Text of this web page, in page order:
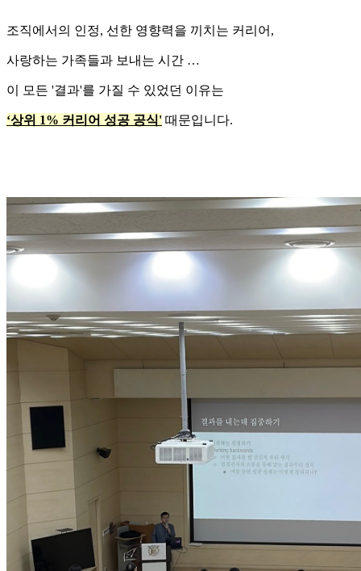
조직에서의 인정, 선한 영향력을 끼치는 커리어,
사랑하는 가족들과 보내는 시간 …
이 모든 '결과'를 가질 수 있었던 이유는
‘상위 1% 커리어 성공 공식' 때문입니다.